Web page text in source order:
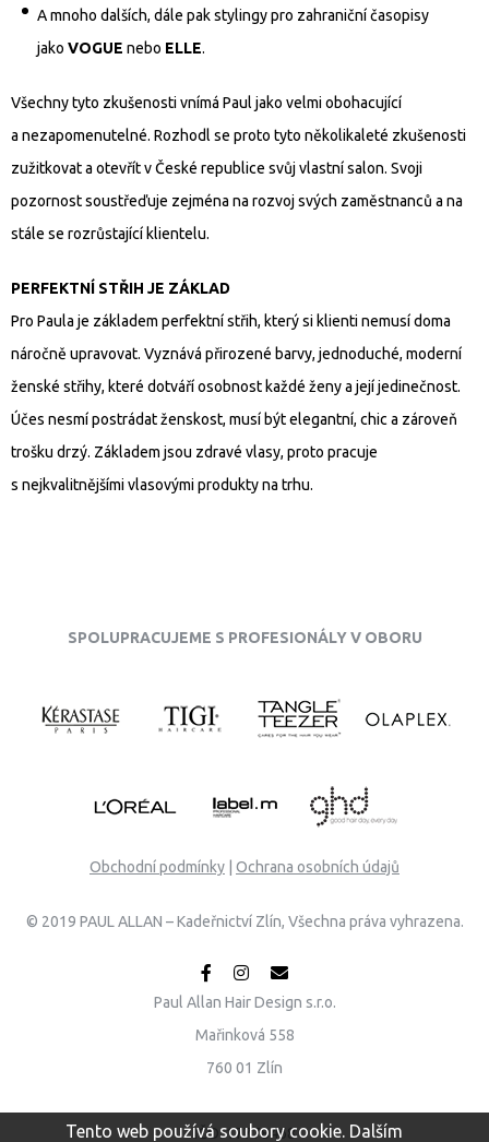
A mnoho dalších, dále pak stylingy pro zahraniční časopisy
jako VOGUE nebo ELLE.
Všechny tyto zkušenosti vnímá Paul jako velmi obohacující
a nezapomenutelné. Rozhodl se proto tyto několikaleté zkušenosti
zužitkovat a otevřít v České republice svůj vlastní salon. Svoji
pozornost soustřeďuje zejména na rozvoj svých zaměstnanců a na
stále se rozrůstající klientelu.
PERFEKTNÍ STŘIH JE ZÁKLAD
Pro Paula je základem perfektní střih, který si klienti nemusí doma
náročně upravovat. Vyznává přirozené barvy, jednoduché, moderní
ženské střihy, které dotváří osobnost každé ženy a její jedinečnost.
Účes nesmí postrádat ženskost, musí být elegantní, chic a zároveň
trošku drzý. Základem jsou zdravé vlasy, proto pracuje
s nejkvalitnějšími vlasovými produkty na trhu.
SPOLUPRACUJEME S PROFESIONÁLY V OBORU
Obchodní podmínky Ochrana osobních údajů
© 2019 PAUL ALLAN – Kadeřnictví Zlín, Všechna práva vyhrazena.
Paul Allan Hair Design s.r.o.
Mařinková 558
760 01 Zlín
IČO: 17778468
Tento web používá soubory cookie. Dalším